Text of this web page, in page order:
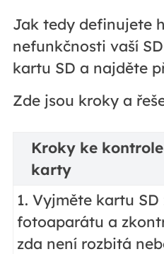
Jak tedy definujete
nefunkčnosti vaší
kartu SD a najděte
Zde jsou kroky a
Kroky ke kontrole
karty
1. Vyjměte kartu SD
fotoaparátu a
zda není rozbitá